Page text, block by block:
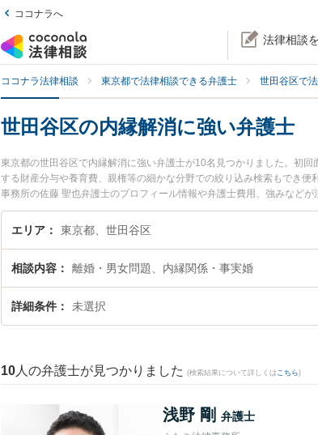
ココナラへ
法律相談
ココナラ法律相談 東京都で法律相談できる弁護士 世田谷区で
世田谷区の内縁解消に強い弁護士
東京都の世田谷区で内縁解消に強い弁護士が10名見つかりました。初
する財産分与や養育費、親権等の細かな分野での絞り込み検索もでき
事務所の佐藤 聖也弁護士のプロフィール情報や弁護士費用、強みなど
い』『内縁解消のトラブル解決の実績豊富な近くの弁護士を検索した
者さんにおすすめです。
エリア 東京都、世田谷区
相談内容 離婚・男女問題、内縁関係・事実婚
詳細条件 未選択
10 人の弁護士が見つかりました (検索結果について詳しくは こちら)
浅野 剛 弁護士